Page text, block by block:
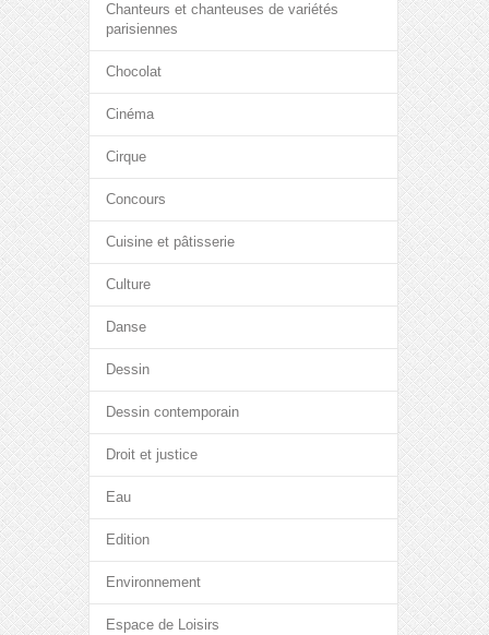
Chanteurs et chanteuses de variétés
parisiennes
Chocolat
Cinéma
Cirque
Concours
Cuisine et pâtisserie
Culture
Danse
Dessin
Dessin contemporain
Droit et justice
Eau
Edition
Environnement
Espace de Loisirs